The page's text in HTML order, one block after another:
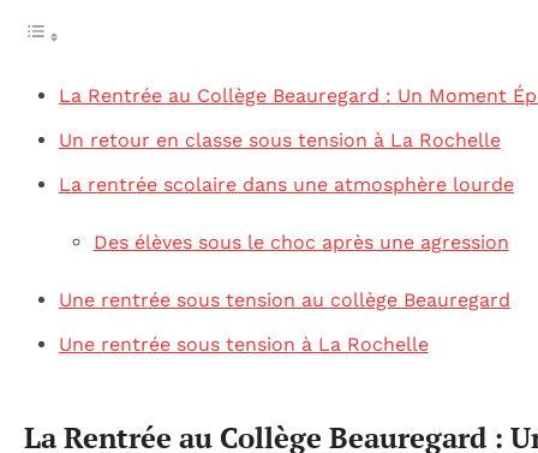
La Rentrée au Collège Beauregard : Un Moment
Un retour en classe sous tension à La Rochelle
La rentrée scolaire dans une atmosphère lourde
Des élèves sous le choc après une agression
Une rentrée sous tension au collège Beauregard
Une rentrée sous tension à La Rochelle
La Rentrée au Collège Beauregard :